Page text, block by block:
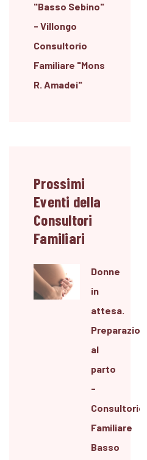
"Basso Sebino"
- Villongo
Consultorio
Familiare "Mons
R. Amadei"
Prossimi
Eventi della
Consultori
Familiari
Donne
in
attesa.
Preparazione
al
parto
-
Consultorio
Familiare
Basso